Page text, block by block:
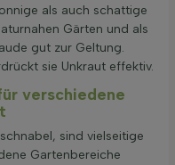
als auch schattige
Gärten und als
gut zur Geltung.
sie Unkraut effektiv.
verschiedene
sind vielseitige
Gartenbereiche